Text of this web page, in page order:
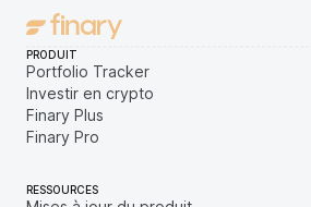
PRODUIT
Portfolio Tracker
Investir en crypto
Finary Plus
Finary Pro
RESSOURCES